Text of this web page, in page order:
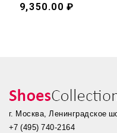
9,350.00 ₽
г. Москва, Ленинградское
+7 (495) 740-2164